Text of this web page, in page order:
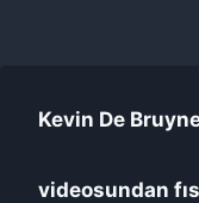
Kevin De
videosundan